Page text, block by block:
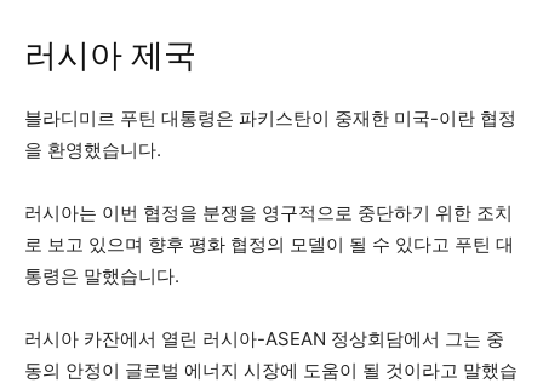
러시아 제국
블라디미르 푸틴 대통령은 파키스탄이 중재한 미국-이란 협정
을 환영했습니다.
러시아는 이번 협정을 분쟁을 영구적으로 중단하기 위한 조치
로 보고 있으며 향후 평화 협정의 모델이 될 수 있다고 푸틴 대
통령은 말했습니다.
러시아 카잔에서 열린 러시아-ASEAN 정상회담에서 그는 중
동의 안정이 글로벌 에너지 시장에 도움이 될 것이라고 말했습